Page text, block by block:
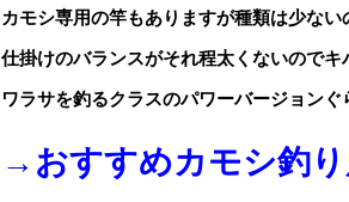
カモシ専用の竿もありますが種類は少な
仕掛けのバランスがそれ程太くないので
ワラサを釣るクラスのパワーバージョンぐ
→おすすめカモシ釣